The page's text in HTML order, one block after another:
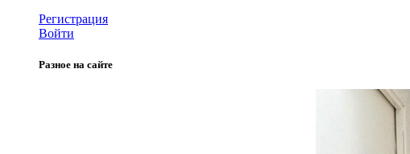
Регистрация
Войти
Разное на сайте